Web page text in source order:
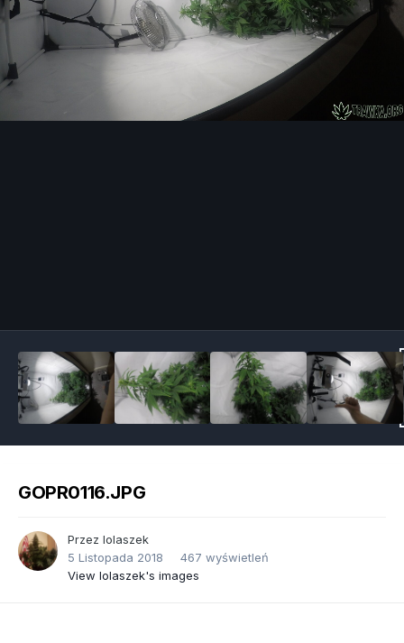
GOPR0116.JPG
Przez lolaszek
5 Listopada 2018
467 wyświetleń
View lolaszek's images